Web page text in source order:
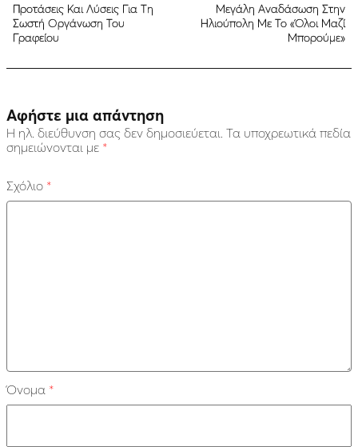
Προτάσεις Και Λύσεις Για Τη
Σωστή Οργάνωση Του
Γραφείου
Μεγάλη Αναδάσωση Στην
Ηλιούπολη Με Το «Όλοι Μαζί
Μπορούμε»
Αφήστε μια απάντηση
Η ηλ. διεύθυνση σας δεν δημοσιεύεται. Τα υποχρεωτικά πεδία
σημειώνονται με *
Σχόλιο *
Όνομα *